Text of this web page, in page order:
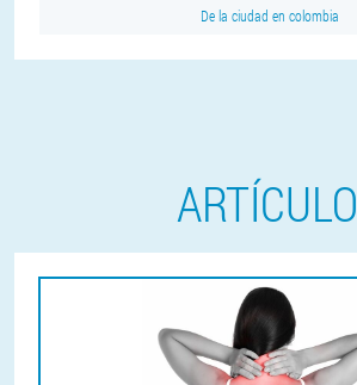
De la ciudad en colombia
ARTÍCULO